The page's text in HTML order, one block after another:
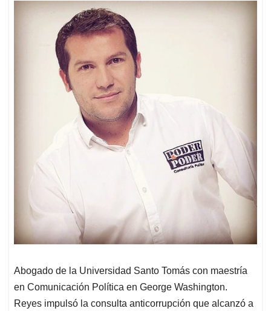
Abogado de la Universidad Santo Tomás con maestría
en Comunicación Política en George Washington.
Reyes impulsó la consulta anticorrupción que alcanzó a